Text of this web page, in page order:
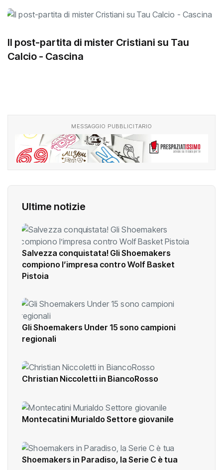
Il post-partita di mister Cristiani su Tau
Calcio - Cascina
MESSAGGIO PUBBLICITARIO
Ultime notizie
Salvezza conquistata! Gli Shoemakers
compiono l’impresa contro Wolf Basket
Pistoia
Gli Shoemakers Under 15 sono campioni
regionali
Christian Niccoletti in BiancoRosso
Montecatini Murialdo Settore giovanile
Shoemakers in Paradiso, la Serie C è tua